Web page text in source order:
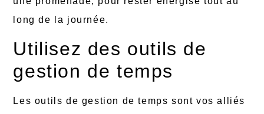
long de la journée.
Utilisez des outils de
gestion de temps
Les outils de gestion de temps sont vos alliés